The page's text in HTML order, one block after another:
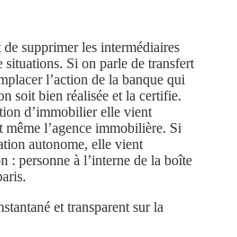
supprimer les intermédiaires
situations. Si on parle de transfert
l’action de la banque qui
soit bien réalisée et la certifie.
d’immobilier elle vient
même l’agence immobilière. Si
autonome, elle vient
: personne à l’interne de la boîte
et transparent sur la